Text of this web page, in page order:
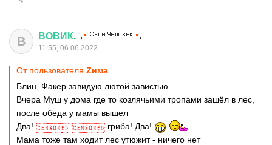
В ВОВИК.
11:55, 06.06.2022
От пользователя Zима
Блин, Факер завидую лютой завистью
Вчера Муш у дома где то козлячьими тропами зашёл в лес,
после обеда у мамы вышел
Два!
гриба! Два!
Мама тоже там ходит лес утюжит - ничего нет